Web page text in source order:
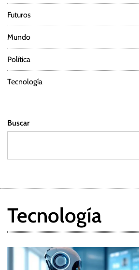
Futuros
Mundo
Política
Tecnología
Buscar
Tecnología